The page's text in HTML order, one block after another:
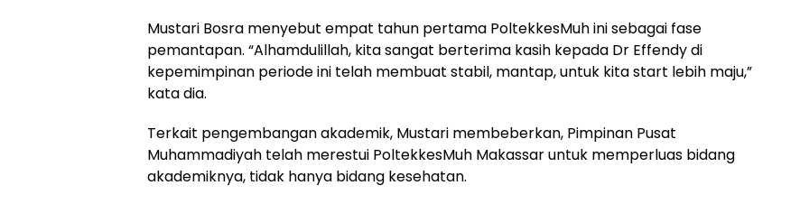
Mustari Bosra menyebut empat tahun pertama PoltekkesMuh ini sebagai fase
pemantapan. “Alhamdulillah, kita sangat berterima kasih kepada Dr Effendy di
kepemimpinan periode ini telah membuat stabil, mantap, untuk kita start lebih maju,”
kata dia.
Terkait pengembangan akademik, Mustari membeberkan, Pimpinan Pusat
Muhammadiyah telah merestui PoltekkesMuh Makassar untuk memperluas bidang
akademiknya, tidak hanya bidang kesehatan.